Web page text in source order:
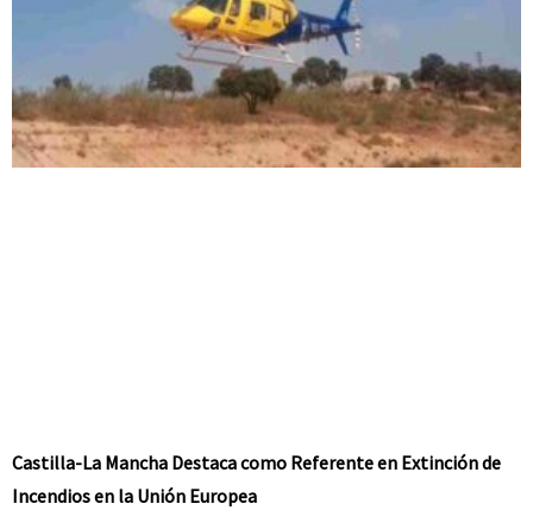
Castilla-La Mancha Destaca como Referente en Extinción de
Incendios en la Unión Europea